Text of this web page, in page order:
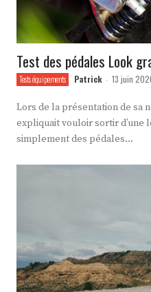
Test des pédales Look
Tests équipements Patrick - 13 juin
Lors de la présentation de sa
expliquait vouloir sortir d’une
simplement des pédales...